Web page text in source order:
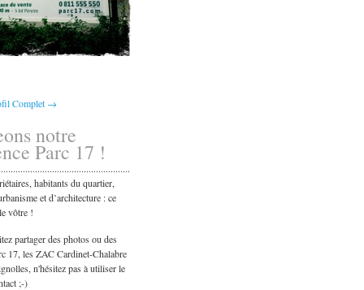
Complet →
notre
Parc 17 !
habitants du quartier,
et d’architecture : ce
vôtre !
partager des photos ou des
17, les ZAC Cardinet-Chalabre
n'hésitez pas à utiliser le
;-)